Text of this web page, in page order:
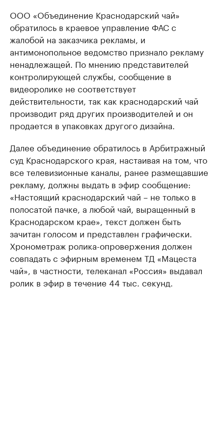
ООО «Объединение Краснодарский чай»
обратилось в краевое управление ФАС с
жалобой на заказчика рекламы, и
антимонопольное ведомство признало рекламу
ненадлежащей. По мнению представителей
контролирующей службы, сообщение в
видеоролике не соответствует
действительности, так как краснодарский чай
производит ряд других производителей и он
продается в упаковках другого дизайна.
Далее объединение обратилось в Арбитражный
суд Краснодарского края, настаивая на том, что
все телевизионные каналы, ранее размещавшие
рекламу, должны выдать в эфир сообщение:
«Настоящий краснодарский чай – не только в
полосатой пачке, а любой чай, выращенный в
Краснодарском крае», текст должен быть
зачитан голосом и представлен графически.
Хронометраж ролика-опровержения должен
совпадать с эфирным временем ТД «Мацеста
чай», в частности, телеканал «Россия» выдавал
ролик в эфир в течение 44 тыс. секунд.